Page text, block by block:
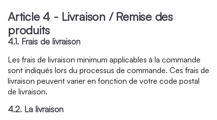
Article 4 - Livraison / Remise des
produits
4.1. Frais de livraison
Les frais de livraison minimum applicables à la commande
sont indiqués lors du processus de commande. Ces frais de
livraison peuvent varier en fonction de votre code postal
de livraison.
4.2. La livraison